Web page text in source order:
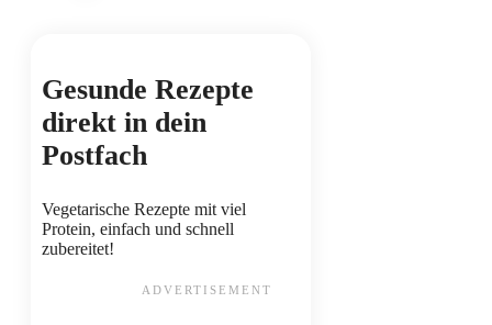
Gesunde Rezepte
direkt in dein
Postfach
Vegetarische Rezepte mit viel
Protein, einfach und schnell
zubereitet!